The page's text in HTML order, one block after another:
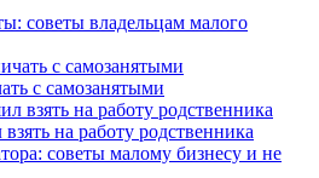
советы владельцам малого
с самозанятыми
на работу родственника